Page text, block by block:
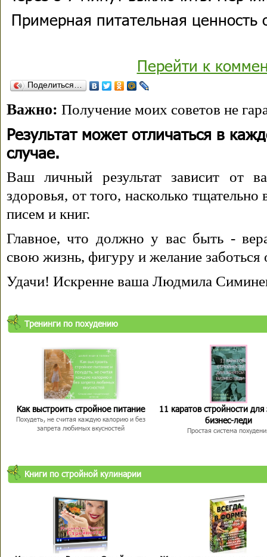
Примерная питательная
Перейти к
Поделиться…
Важно: Получение моих советов не
Результат может отличаться в
случае.
Ваш личный результат зависит от
здоровья, от того, насколько
писем и книг.
Главное, что должно у вас быть -
свою жизнь, фигуру и желание заботься
Удачи! Искренне ваша Людмила
Тренинги по похудению
Как выстроить стройное питание
Похудеть, не считая каждую калорию и без
запрета любимых вкусностей
11 каратов стройности для
бизнес-леди
Простая система
Книги по стройной кулинарии